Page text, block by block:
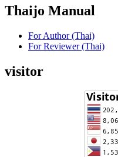
Thaijo Manual
For Author (Thai)
For Reviewer (Thai)
visitor